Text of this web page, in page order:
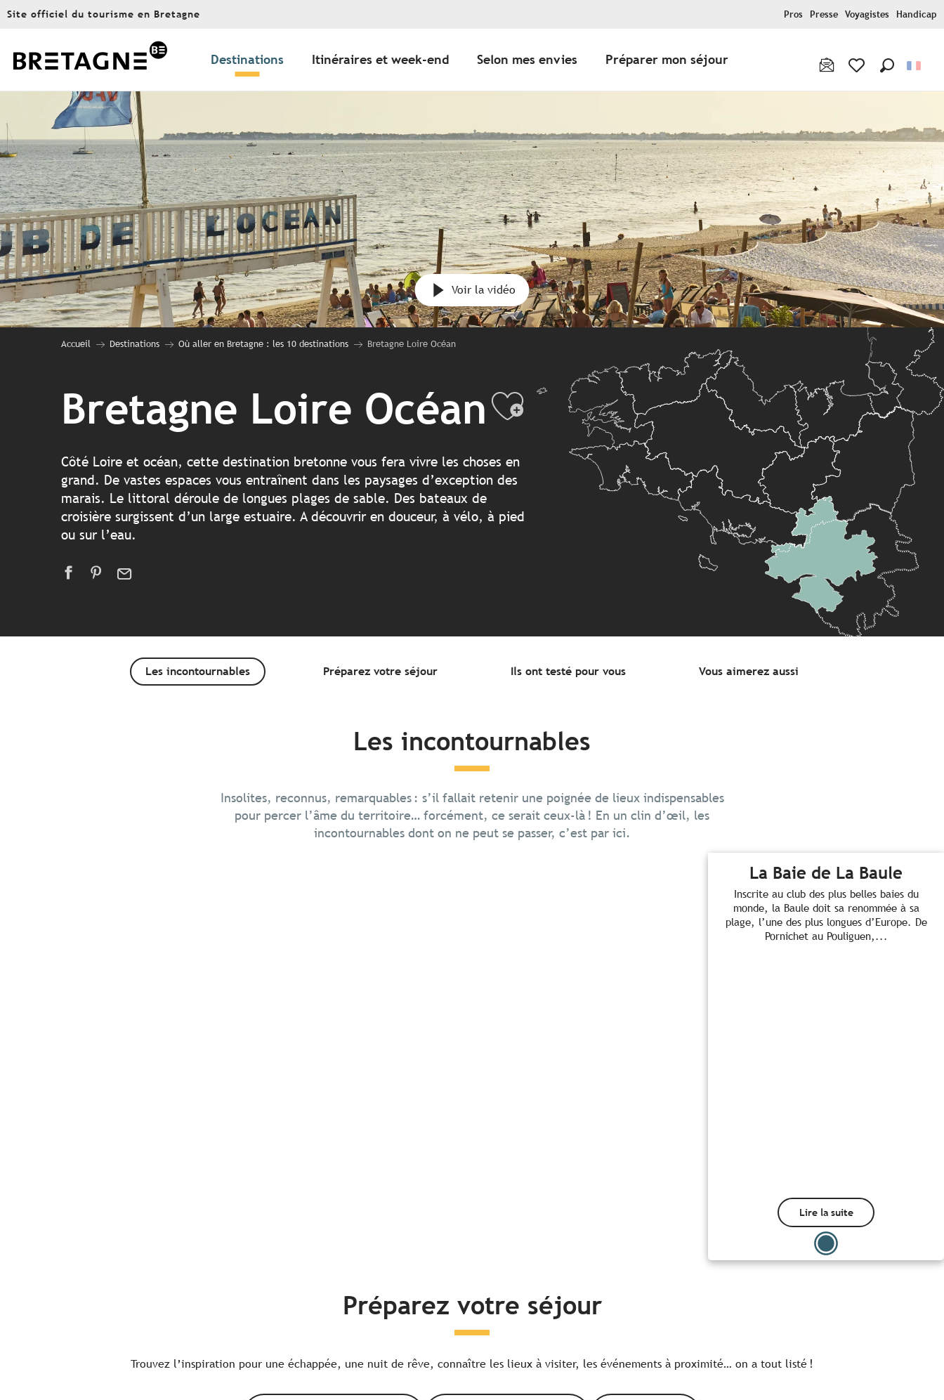
Aller
principal
Site officiel du tourisme en Bretagne Pros Presse Voyagistes Handicap
Destinations Itinéraires et week-end Selon mes envies Préparer mon séjour
Voir la vidéo
Accueil Destinations Où aller en Bretagne : les 10 destinations Bretagne Loire Océan
Bretagne Loire OcéanAjouter aux favoris
Côté Loire et océan, cette destination bretonne vous fera vivre les choses en
grand. De vastes espaces vous entraînent dans les paysages d’exception des
marais. Le littoral déroule de longues plages de sable. Des bateaux de
croisière surgissent d’un large estuaire. A découvrir en douceur, à vélo, à pied
ou sur l’eau.
Les incontournables Préparez votre séjour Ils ont testé pour vous Vous aimerez aussi
Les incontournables
Insolites, reconnus, remarquables : s’il fallait retenir une poignée de lieux indispensables
pour percer l’âme du territoire… forcément, ce serait ceux-là ! En un clin d’œil, les
incontournables dont on ne peut se passer, c’est par ici.
La Baie de La Baule
Inscrite au club des plus belles baies du
monde, la Baule doit sa renommée à sa
plage, l’une des plus longues d’Europe. De
Pornichet au Pouliguen,...
Lire la suite
Préparez votre séjour
Trouvez l’inspiration pour une échappée, une nuit de rêve, connaître les lieux à visiter, les événements à proximité… on a tout listé !